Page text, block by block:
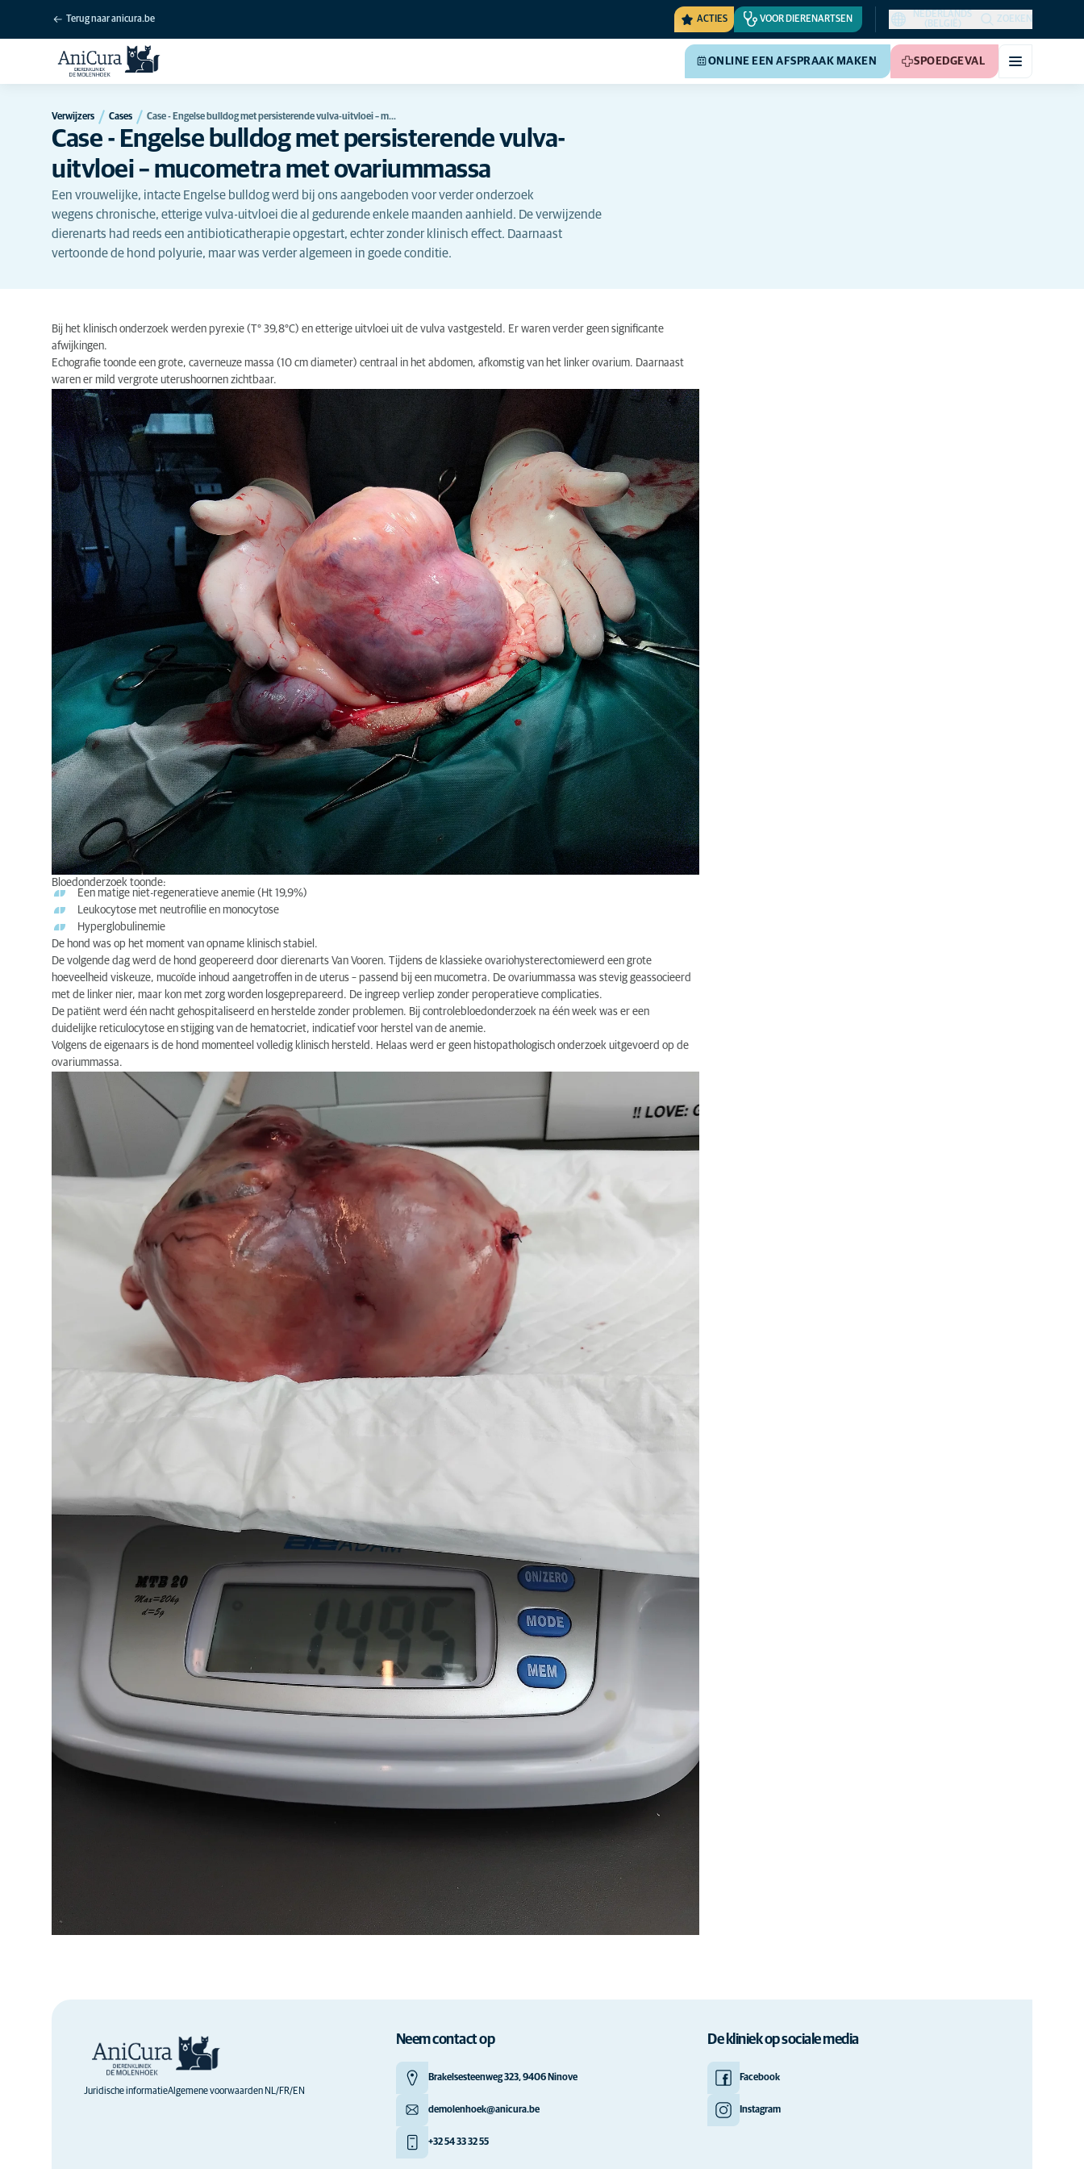
Terug naar anicura.be ACTIES VOOR DIERENARTSEN
NEDERLANDS
(BELGIË)
ZOEKEN
ONLINE EEN AFSPRAAK MAKEN SPOEDGEVAL
Verwijzers Cases Case - Engelse bulldog met persisterende vulva-uitvloei – m…
Case - Engelse bulldog met persisterende vulva-
uitvloei – mucometra met ovariummassa
Een vrouwelijke, intacte Engelse bulldog werd bij ons aangeboden voor verder onderzoek
wegens chronische, etterige vulva-uitvloei die al gedurende enkele maanden aanhield. De verwijzende
dierenarts had reeds een antibioticatherapie opgestart, echter zonder klinisch effect. Daarnaast
vertoonde de hond polyurie, maar was verder algemeen in goede conditie.
Bij het klinisch onderzoek werden pyrexie (T° 39,8°C) en etterige uitvloei uit de vulva vastgesteld. Er waren verder geen significante
afwijkingen.
Echografie toonde een grote, caverneuze massa (10 cm diameter) centraal in het abdomen, afkomstig van het linker ovarium. Daarnaast
waren er mild vergrote uterushoornen zichtbaar.
Bloedonderzoek toonde:
Een matige niet-regeneratieve anemie (Ht 19,9%)
Leukocytose met neutrofilie en monocytose
Hyperglobulinemie
De hond was op het moment van opname klinisch stabiel.
De volgende dag werd de hond geopereerd door dierenarts Van Vooren. Tijdens de klassieke ovariohysterectomiewerd een grote
hoeveelheid viskeuze, mucoïde inhoud aangetroffen in de uterus – passend bij een mucometra. De ovariummassa was stevig geassocieerd
met de linker nier, maar kon met zorg worden losgeprepareerd. De ingreep verliep zonder peroperatieve complicaties.
De patiënt werd één nacht gehospitaliseerd en herstelde zonder problemen. Bij controlebloedonderzoek na één week was er een
duidelijke reticulocytose en stijging van de hematocriet, indicatief voor herstel van de anemie.
Volgens de eigenaars is de hond momenteel volledig klinisch hersteld. Helaas werd er geen histopathologisch onderzoek uitgevoerd op de
ovariummassa.
Juridische informatieAlgemene voorwaarden NL/FR/EN
Neem contact op
Brakelsesteenweg 323, 9406 Ninove
demolenhoek@anicura.be
+32 54 33 32 55
De kliniek op sociale media
Facebook
Instagram